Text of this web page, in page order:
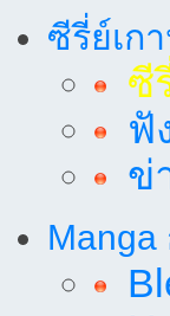
ซีรี่ย์เก
ซี
ฟั
ข่